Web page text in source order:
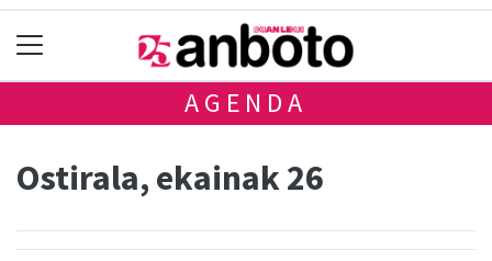
AGENDA
Ostirala, ekainak 26